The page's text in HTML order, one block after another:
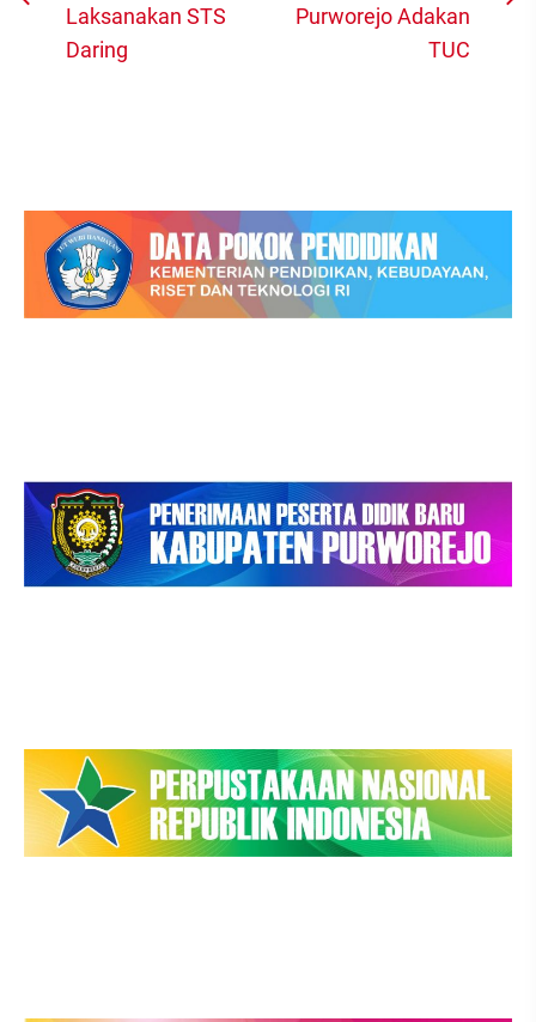
PreviousLaksanakan STS
Daring
Purworejo Adakan
TUC